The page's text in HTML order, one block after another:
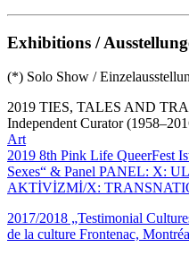
Exhibitions /
(*) Solo Show /
2019 TIES, TALES AND
Independent Curator
Art
2019 8th Pink Life QueerFest
Sexes“ & Panel PANEL: X:
AKTİVİZMİ/X:
2017/2018 „Testimonial
de la culture Frontenac,